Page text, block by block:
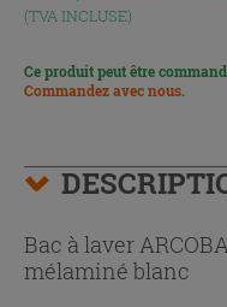
(TVA INCLUSE)
Ce produit peut être
Commandez avec nous.
Bac à laver
mélaminé blanc